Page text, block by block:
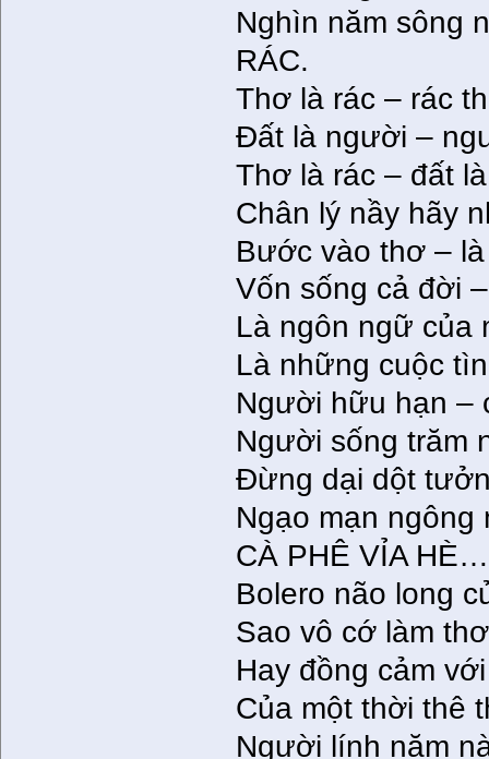
Nghìn năm sông
RÁC.
Thơ là rác – rác
Đất là người –
Thơ là rác – đất
Chân lý nầy hãy
Bước vào thơ –
Vốn sống cả đời
Là ngôn ngữ của
Là những cuộc
Người hữu hạn –
Người sống trăm
Đừng dại dột
Ngạo mạn ngông
CÀ PHÊ VỈA HÈ…
Bolero não long
Sao vô cớ làm
Hay đồng cảm
Của một thời thê
Người lính năm